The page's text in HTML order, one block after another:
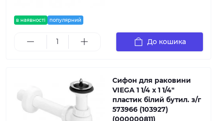
в наявності популярний
До кошика
Сифон для раковини
VIEGA 1 1/4 x 1 1/4″
пластик білий бутил. з/г
573966 (103927)
(000000811)